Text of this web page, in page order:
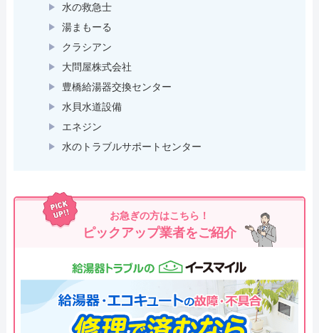
水の救急士
湯まもーる
クラシアン
大問屋株式会社
豊橋給湯器交換センター
水貝水道設備
エネジン
水のトラブルサポートセンター
お急ぎの方はこちら！
ピックアップ業者をご紹介